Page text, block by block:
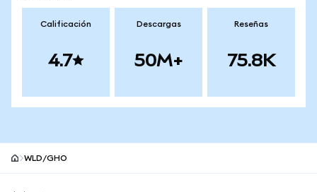
Calificación
4.7
Descargas
50M+
Reseñas
75.8K
WLD/GHO